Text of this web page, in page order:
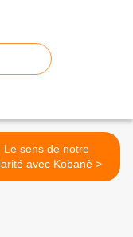
sens de notre
solidarité avec Kobanê >